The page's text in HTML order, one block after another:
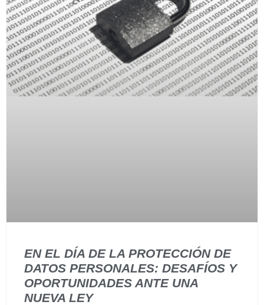
EN EL DÍA DE LA PROTECCIÓN DE
DATOS PERSONALES: DESAFÍOS Y
OPORTUNIDADES ANTE UNA
NUEVA LEY